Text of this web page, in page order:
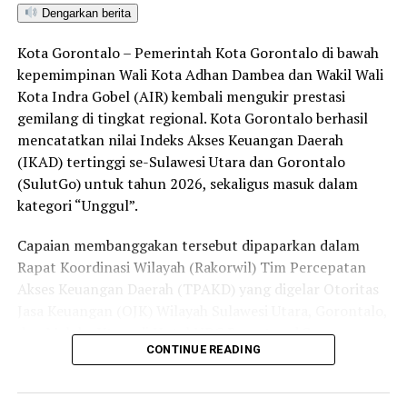
bersama aparat penegak hukum dalam memberantas
secara menyeluruh, tidak hanya menyasar pengecer
skala kecil tetapi juga distributor dan toko-toko besar
yang melanggar aturan.
Dalam daftar pemeringkatan nasional tersebut, Kota
Denpasar menempati posisi puncak dengan tingkat rasa
aman masyarakat melebihi 81 persen, disusul oleh Kota
Yogyakarta, Surakarta, Semarang, Magelang, dan
Kota Gorontalo yang berada di urutan ketujuh berhasil
mengungguli sejumlah kota berkembang lainnya di
Singkawang. Capaian ini menjadi bukti konkret bahwa
Kota Gorontalo terus bertransformasi menjadi daerah
Dengarkan berita
Kota Gorontalo – Pemerintah Kota Gorontalo di bawah
kepemimpinan Wali Kota Adhan Dambea dan Wakil Wali
Kota Indra Gobel (AIR) kembali mengukir prestasi
gemilang di tingkat regional. Kota Gorontalo berhasil
mencatatkan nilai Indeks Akses Keuangan Daerah
(IKAD) tertinggi se-Sulawesi Utara dan Gorontalo
(SulutGo) untuk tahun 2026, sekaligus masuk dalam
kategori “Unggul”.
Capaian membanggakan tersebut dipaparkan dalam
Rapat Koordinasi Wilayah (Rakorwil) Tim Percepatan
Akses Keuangan Daerah (TPAKD) yang digelar Otoritas
dan Maluku Utara di Hotel NDC Resort and Spa,
Manado, Sulawesi Utara, Rabu (29/7/2026).
Delegasi Pemkot Gorontalo dipimpin langsung oleh
CONTINUE READING